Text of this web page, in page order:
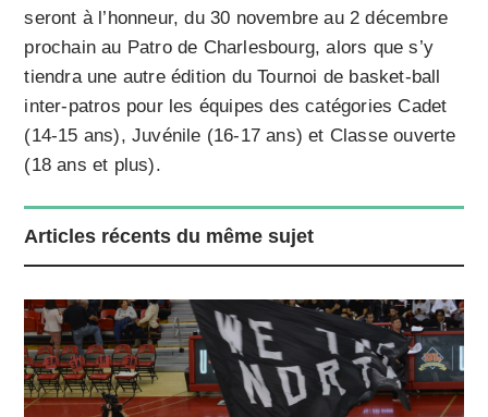
seront à l’honneur, du 30 novembre au 2 décembre
prochain au Patro de Charlesbourg, alors que s’y
tiendra une autre édition du Tournoi de basket-ball
inter-patros pour les équipes des catégories Cadet
(14-15 ans), Juvénile (16-17 ans) et Classe ouverte
(18 ans et plus).
Articles récents du même sujet